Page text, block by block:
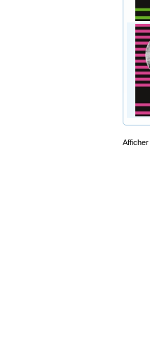
Afficher